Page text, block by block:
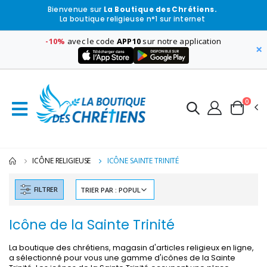
Bienvenue sur La Boutique des Chrétiens.
La boutique religieuse n°1 sur internet
-10% avec le code APP10 sur notre application
×
0
ICÔNE RELIGIEUSE ICÔNE SAINTE TRINITÉ
FILTRER
Icône de la Sainte Trinité
La boutique des chrétiens, magasin d'articles religieux en ligne,
a sélectionné pour vous une gamme d'icônes de la Sainte